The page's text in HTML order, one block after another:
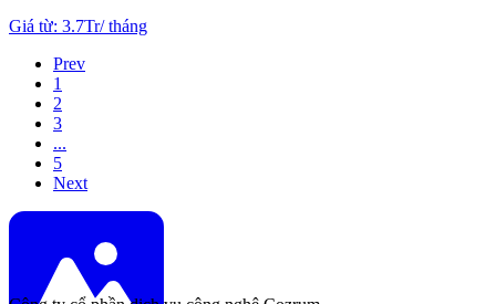
Giá từ: 3.7Tr/tháng
Prev
1
2
3
...
5
Next